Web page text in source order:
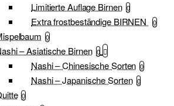
Limitierte Auflage Birnen 0
Extra frostbeständige BIRNEN 0
0
– Asiatische Birnen 0
Nashi – Chinesische Sorten 0
Nashi – Japanische Sorten 0
0